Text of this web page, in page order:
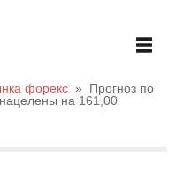
форекс »
Прогноз по
нацелены на 161,00